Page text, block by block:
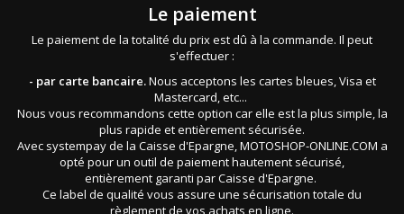
Le paiement
Le paiement de la totalité du prix est dû à la commande. Il peut
s'effectuer :
- par carte bancaire.Nous acceptons les cartes bleues, Visa et
Mastercard, etc...
Nous vous recommandons cette option car elle est la plus simple, la
plus rapide et entièrement sécurisée.
Avec systempay de la Caisse d'Epargne, MOTOSHOP-ONLINE.COM a
opté pour un outil de paiement hautement sécurisé,
entièrement garanti par Caisse d'Epargne.
Ce label de qualité vous assure une sécurisation totale du
règlement de vos achats en ligne.